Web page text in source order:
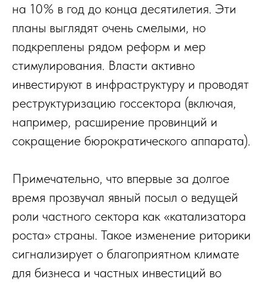
на 10% в год до конца десятилетия. Эти
планы выглядят очень смелыми, но
подкреплены рядом реформ и мер
стимулирования. Власти активно
инвестируют в инфраструктуру и проводят
реструктуризацию госсектора (включая,
например, расширение провинций и
сокращение бюрократического аппарата).
Примечательно, что впервые за долгое
время прозвучал явный посыл о ведущей
роли частного сектора как «катализатора
роста» страны. Такое изменение риторики
сигнализирует о благоприятном климате
для бизнеса и частных инвестиций во